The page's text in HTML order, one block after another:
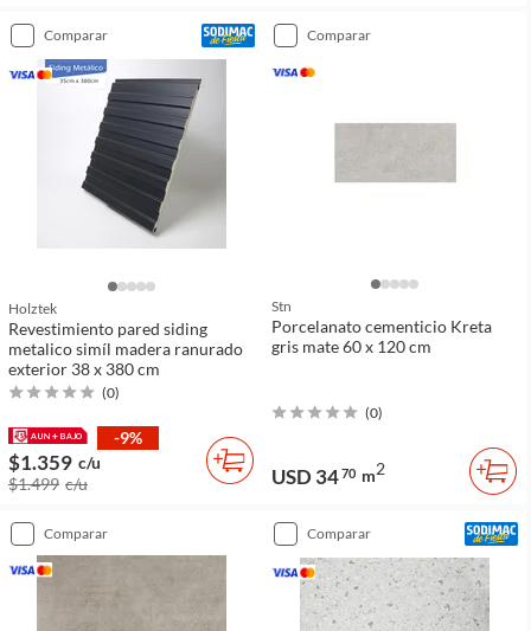
comparar
Holztek
Revestimiento pared siding
metalico simíl madera ranurado
exterior 38 x 380 cm
(0)
-9%
$1.359 c/u
$1.499 c/u
comparar
Stn
Porcelanato cementicio Kreta
gris mate 60 x 120 cm
(0)
USD 3470 m2
comparar comparar